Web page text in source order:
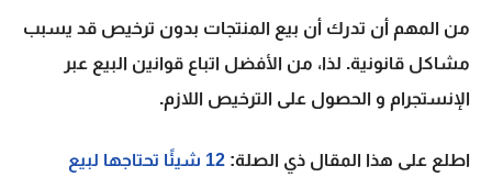
من المهم أن تدرك أن بيع المنتجات بدون ترخيص قد يسبب
مشاكل قانونية. لذا، من الأفضل اتباع قوانين البيع عبر
الإنستجرام و الحصول على الترخيص اللازم.
اطلع على هذا المقال ذي الصلة:
12 شيئًا تحتاجها لبيع